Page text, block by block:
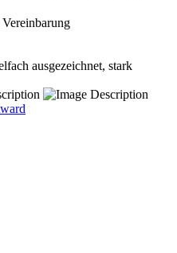
ausgezeichnet, stark